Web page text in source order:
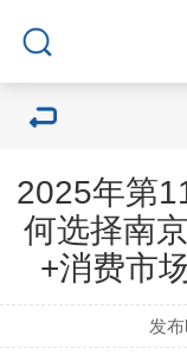
2025年第
何选择南
+消费市
发